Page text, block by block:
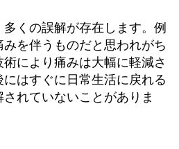
くの誤解が存在します。例
を伴うものだと思われがち
により痛みは大幅に軽減さ
はすぐに日常生活に戻れる
れていないことがありま